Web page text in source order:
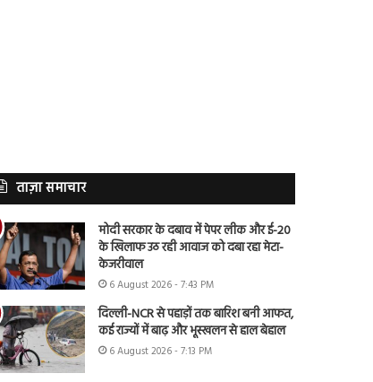
ताज़ा समाचार
मोदी सरकार के दबाव में पेपर लीक और ई-20
के खिलाफ उठ रही आवाज को दबा रहा मेटा-
केजरीवाल
6 August 2026 - 7:43 PM
दिल्ली-NCR से पहाड़ों तक बारिश बनी आफत,
कई राज्यों में बाढ़ और भूस्खलन से हाल बेहाल
6 August 2026 - 7:13 PM